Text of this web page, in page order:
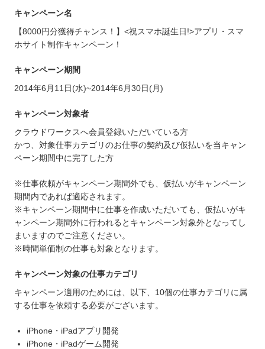
キャンペーン名
【8000円分獲得チャンス！】<祝スマホ誕生日!>アプリ・スマ
ホサイト制作キャンペーン！
キャンペーン期間
2014年6月11日(水)~2014年6月30日(月)
キャンペーン対象者
クラウドワークスへ会員登録いただいている方
かつ、対象仕事カテゴリのお仕事の契約及び仮払いを当キャン
ペーン期間中に完了した方
※仕事依頼がキャンペーン期間外でも、仮払いがキャンペーン
期間内であれば適応されます。
※キャンペーン期間中に仕事を作成いただいても、仮払いがキ
ャンペーン期間外に行われるとキャンペーン対象外となってし
まいますのでご注意ください。
※時間単価制の仕事も対象となります。
キャンペーン対象の仕事カテゴリ
キャンペーン適用のためには、以下、10個の仕事カテゴリに属
する仕事を依頼する必要がございます。
iPhone・iPadアプリ開発
iPhone・iPadゲーム開発